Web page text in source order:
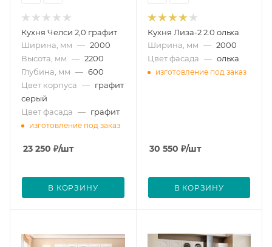
Кухня Челси 2,0 графит
Ширина, мм — 2000
Высота, мм — 2200
Глубина, мм — 600
Цвет корпуса — графит
серый
Цвет фасада — графит
изготовление под заказ
23 250 ₽/шт
В КОРЗИНУ
Кухня Лиза-2 2.0 ольха
Ширина, мм — 2000
Цвет фасада — ольха
изготовление под заказ
30 550 ₽/шт
В КОРЗИНУ